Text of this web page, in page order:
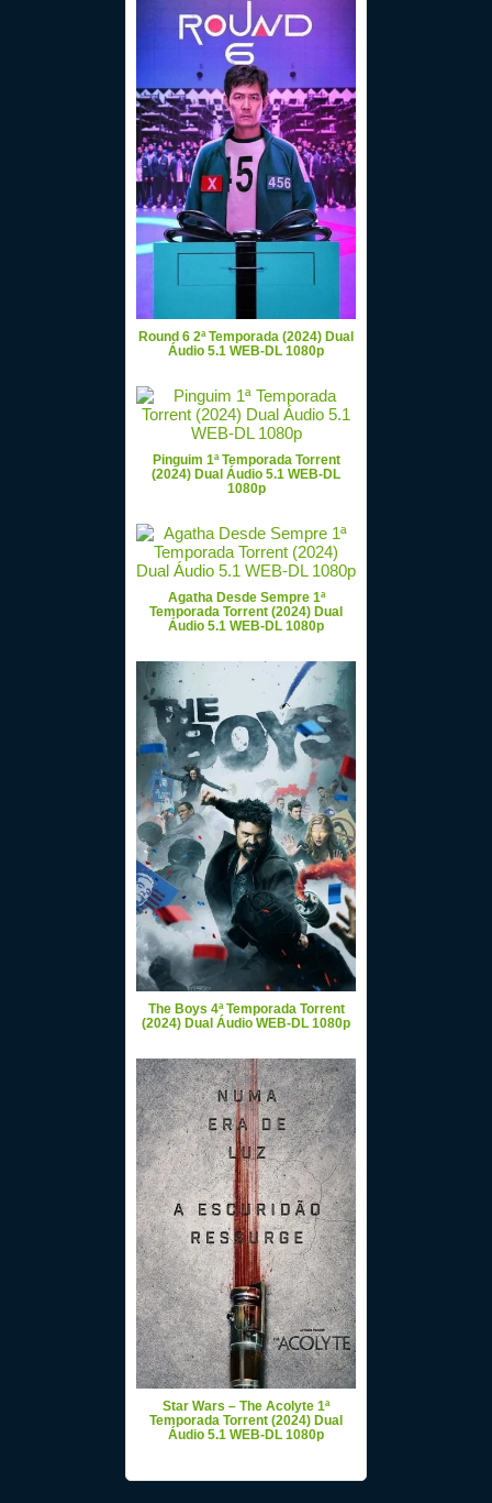
Round 6 2ª Temporada (2024) Dual
Áudio 5.1 WEB-DL 1080p
Pinguim 1ª Temporada Torrent
(2024) Dual Áudio 5.1 WEB-DL
1080p
Agatha Desde Sempre 1ª
Temporada Torrent (2024) Dual
Áudio 5.1 WEB-DL 1080p
The Boys 4ª Temporada Torrent
(2024) Dual Áudio WEB-DL 1080p
Star Wars – The Acolyte 1ª
Temporada Torrent (2024) Dual
Áudio 5.1 WEB-DL 1080p